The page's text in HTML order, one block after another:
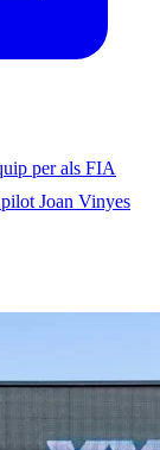
per als FIA
Joan Vinyes